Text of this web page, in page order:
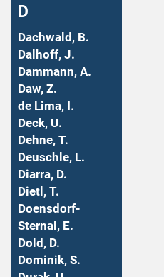
D
Dachwald, B.
Dalhoff, J.
Dammann, A.
Daw, Z.
de Lima, I.
Deck, U.
Dehne, T.
Deuschle, L.
Diarra, D.
Dietl, T.
Doensdorf-
Sternal, E.
Dold, D.
Dominik, S.